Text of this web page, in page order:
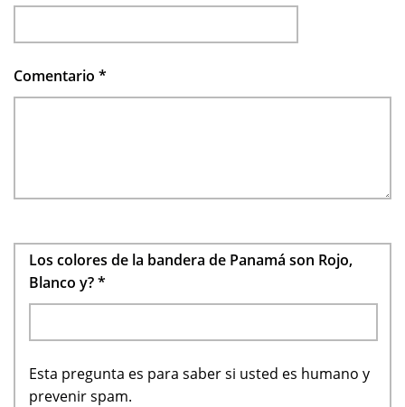
Comentario *
Los colores de la bandera de Panamá son Rojo,
Blanco y?*
Esta pregunta es para saber si usted es humano y
prevenir spam.